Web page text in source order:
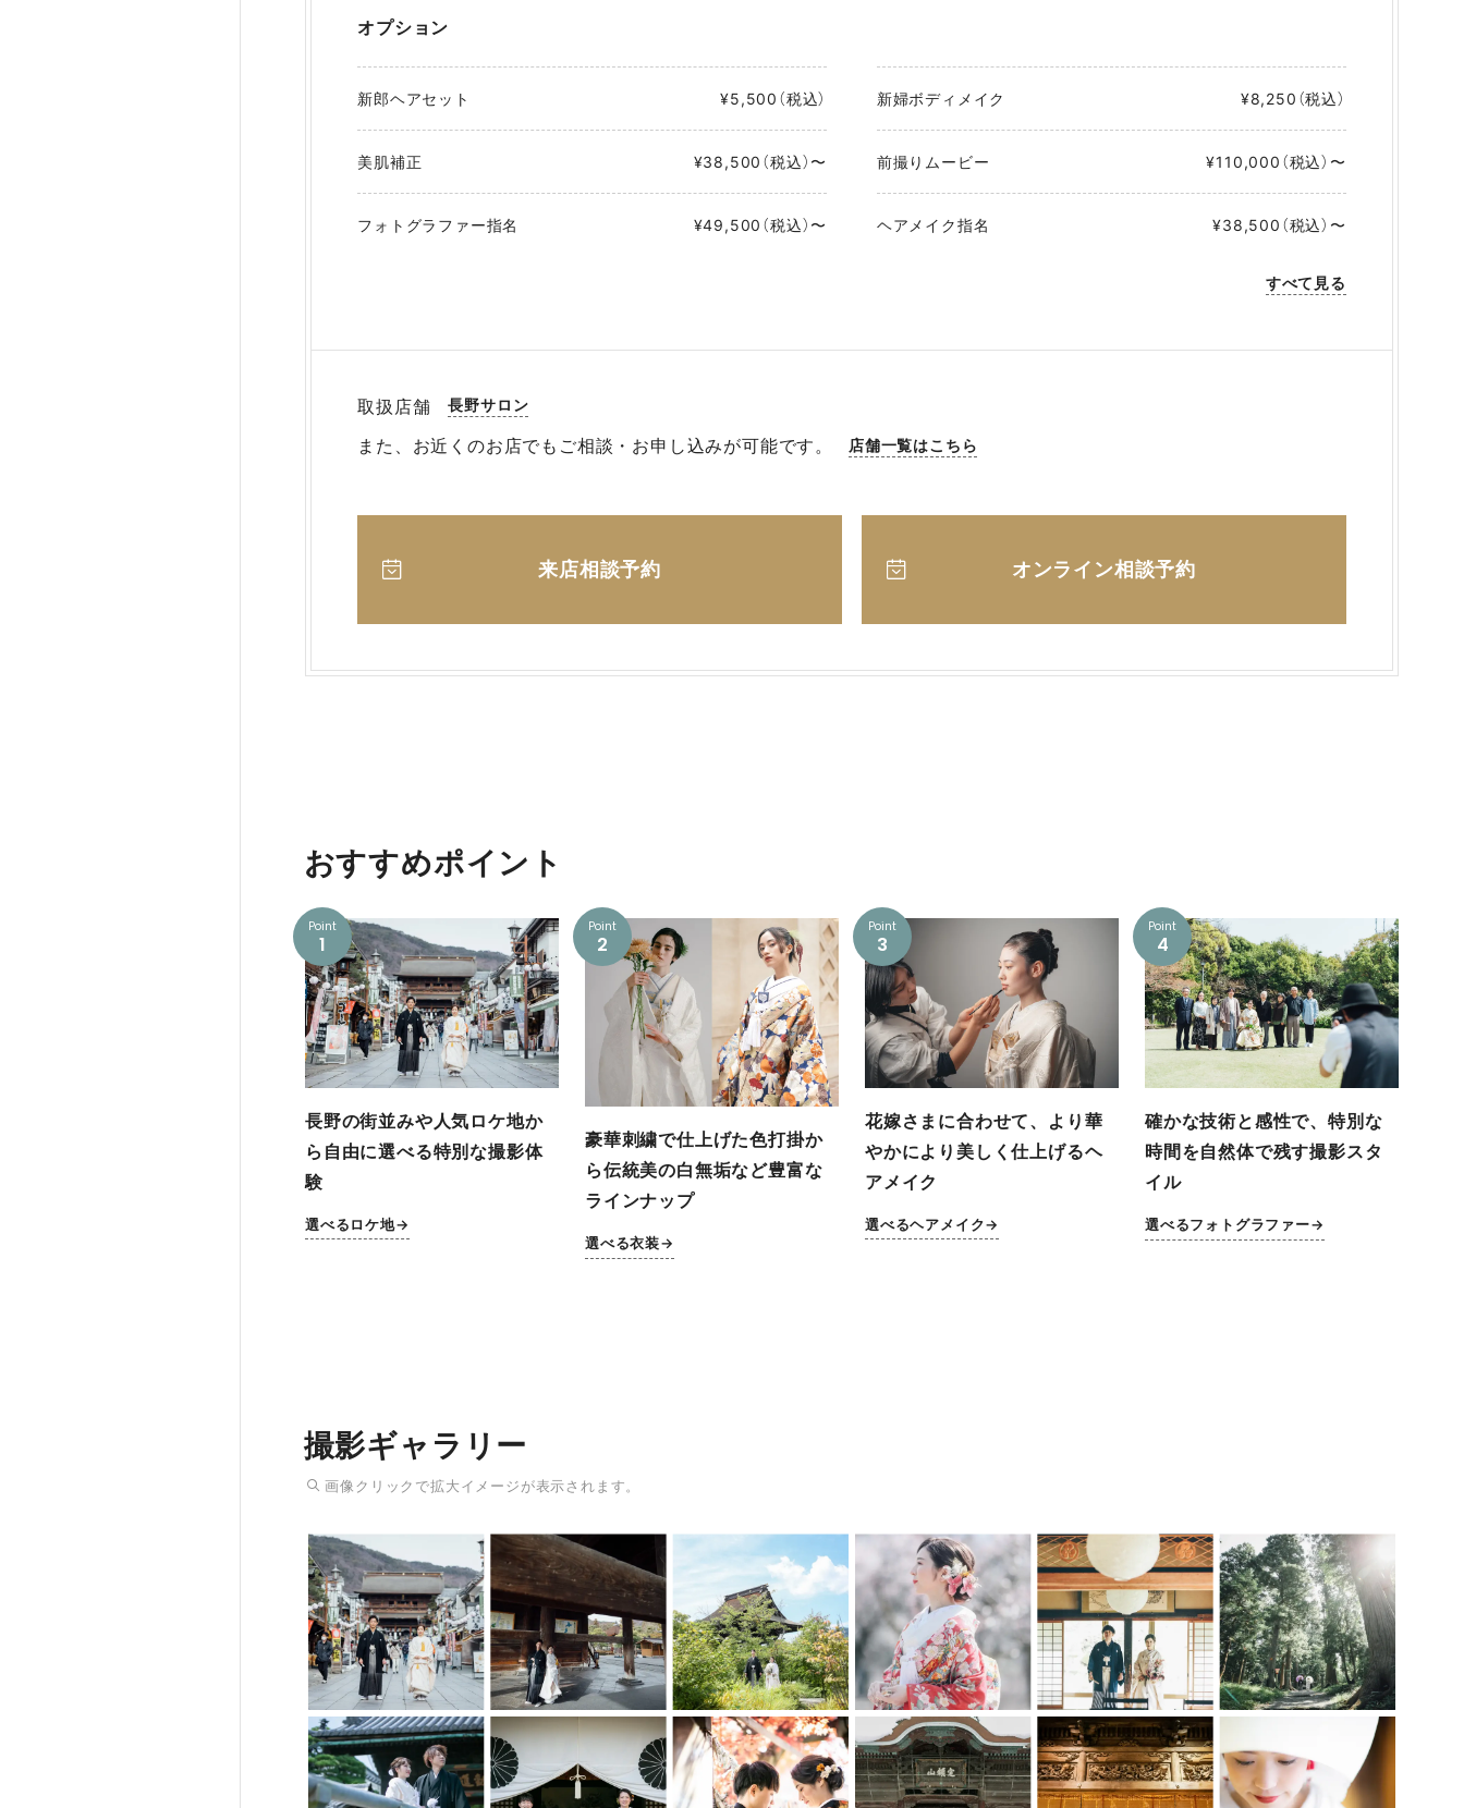
オプション
新郎ヘアセット ¥5,500（税込） 新婦ボディメイク ¥8,250（税込）
美肌補正 ¥38,500（税込）〜 前撮りムービー ¥110,000（税込）〜
フォトグラファー指名 ¥49,500（税込）〜 ヘアメイク指名 ¥38,500（税込）〜
すべて見る
取扱店舗 長野サロン
また、お近くのお店でもご相談・お申し込みが可能です。 店舗一覧はこちら
来店相談予約 オンライン相談予約
おすすめポイント
Point
1
長野の街並みや人気ロケ地か
ら自由に選べる特別な撮影体
験
選べるロケ地→
Point
2
豪華刺繍で仕上げた色打掛か
ら伝統美の白無垢など豊富な
ラインナップ
選べる衣装→
Point
3
花嫁さまに合わせて、より華
やかにより美しく仕上げるヘ
アメイク
選べるヘアメイク→
Point
4
確かな技術と感性で、特別な
時間を自然体で残す撮影スタ
イル
選べるフォトグラファー→
撮影ギャラリー
画像クリック で拡大イメージが表示されます。